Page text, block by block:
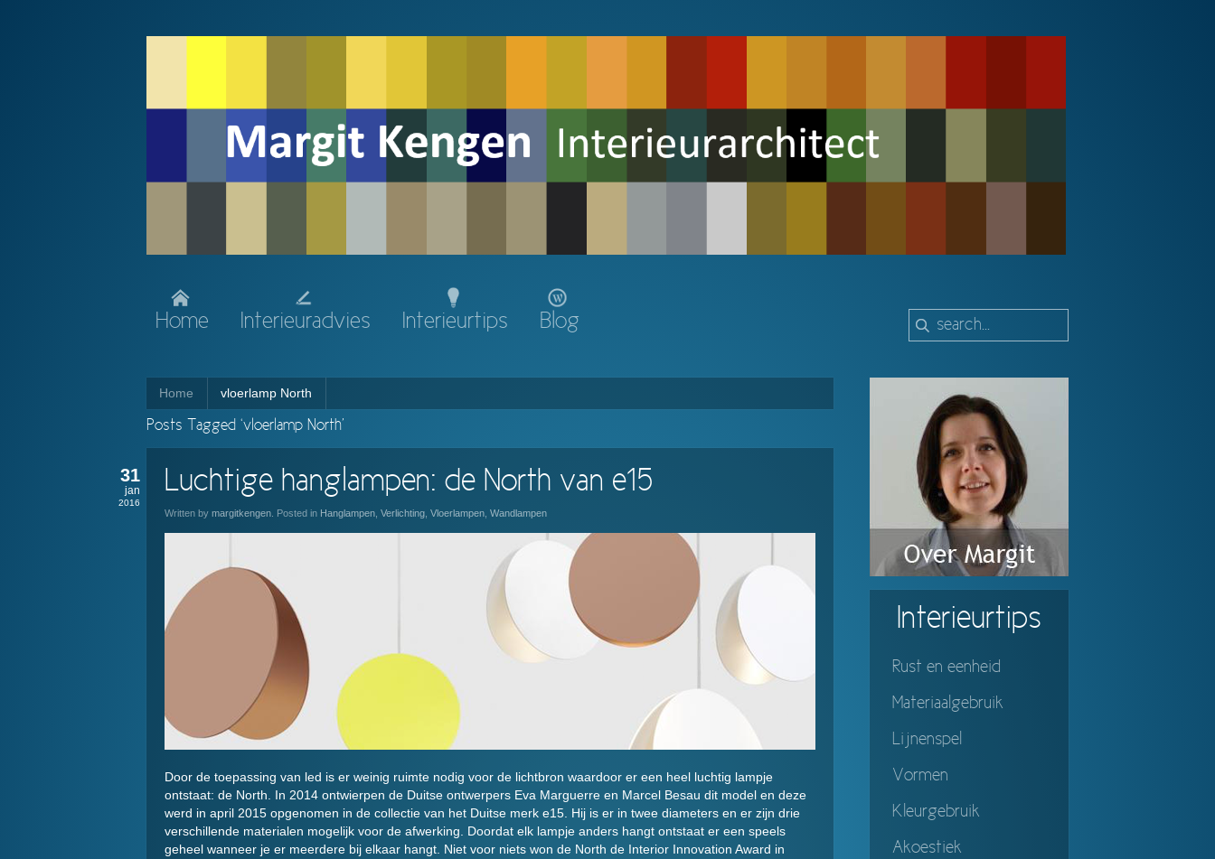
Home Interieuradvies Interieurtips Blog
Home vloerlamp North
Posts Tagged ‘vloerlamp North’
31
jan
2016
Luchtige hanglampen: de North van e15
Written by margitkengen . Posted in Hanglampen Verlichting Vloerlampen Wandlampen
Door de toepassing van led is er weinig ruimte nodig voor de lichtbron waardoor er een heel luchtig lampje
ontstaat: de North. In 2014 ontwierpen de Duitse ontwerpers Eva Marguerre en Marcel Besau dit model en deze
werd in april 2015 opgenomen in de collectie van het Duitse merk e15. Hij is er in twee diameters en er zijn drie
verschillende materialen mogelijk voor de afwerking. Doordat elk lampje anders hangt ontstaat er een speels
geheel wanneer je er meerdere bij elkaar hangt. Niet voor niets won de North de Interior Innovation Award in
Interieurtips
Rust en eenheid
Materiaalgebruik
Lijnenspel
Vormen
Kleurgebruik
Akoestiek